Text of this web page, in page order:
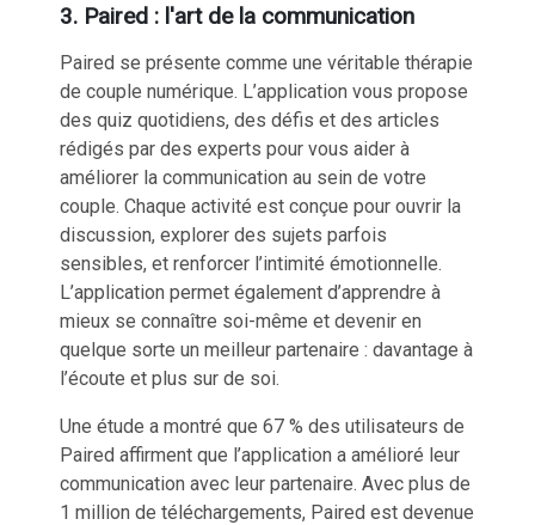
3. Paired : l'art de la communication
Paired se présente comme une véritable thérapie
de couple numérique. L’application vous propose
des quiz quotidiens, des défis et des articles
rédigés par des experts pour vous aider à
améliorer la communication au sein de votre
couple. Chaque activité est conçue pour ouvrir la
discussion, explorer des sujets parfois
sensibles, et renforcer l’intimité émotionnelle.
L’application permet également d’apprendre à
mieux se connaître soi-même et devenir en
quelque sorte un meilleur partenaire : davantage à
l’écoute et plus sur de soi.
Une étude a montré que 67 % des utilisateurs de
Paired affirment que l’application a amélioré leur
communication avec leur partenaire. Avec plus de
1 million de téléchargements, Paired est devenue